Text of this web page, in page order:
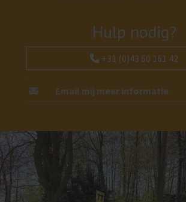
Hulp nodig?
+31 (0)43 60 161 42
Email mij meer informatie